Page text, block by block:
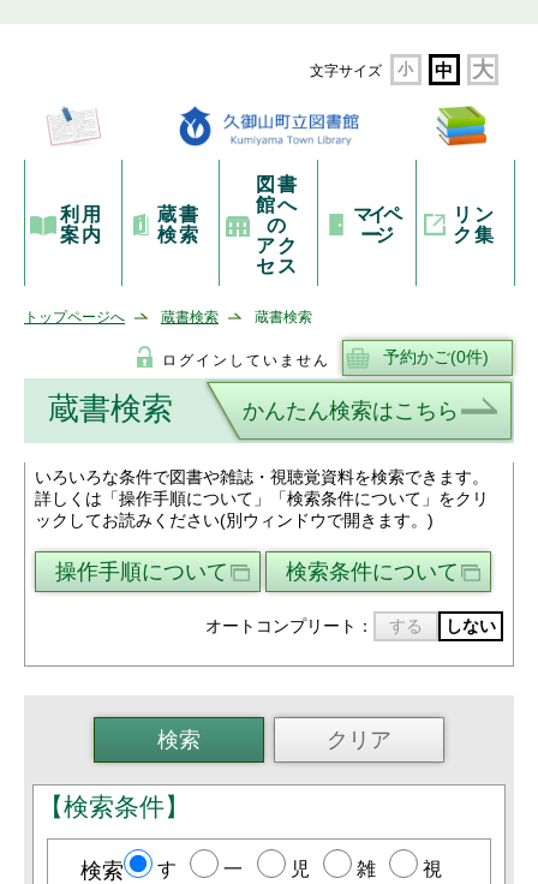
文字サイズ 小 中 大
利用
案内
蔵書
検索
図書
館へ
の
アク
セス
マイペ
ージ
リン
ク集
トップページへ 蔵書検索 蔵書検索
ログインしていません
蔵書検索 かんたん検索はこちら
いろいろな条件で図書や雑誌・視聴覚資料を検索できます。
詳しくは「操作手順について」「検索条件について」をクリ
ックしてお読みください(別ウィンドウで開きます。)
操作手順について 検索条件について
オートコンプリート： する しない
【検索条件】
検索
す
一
児
雑
視